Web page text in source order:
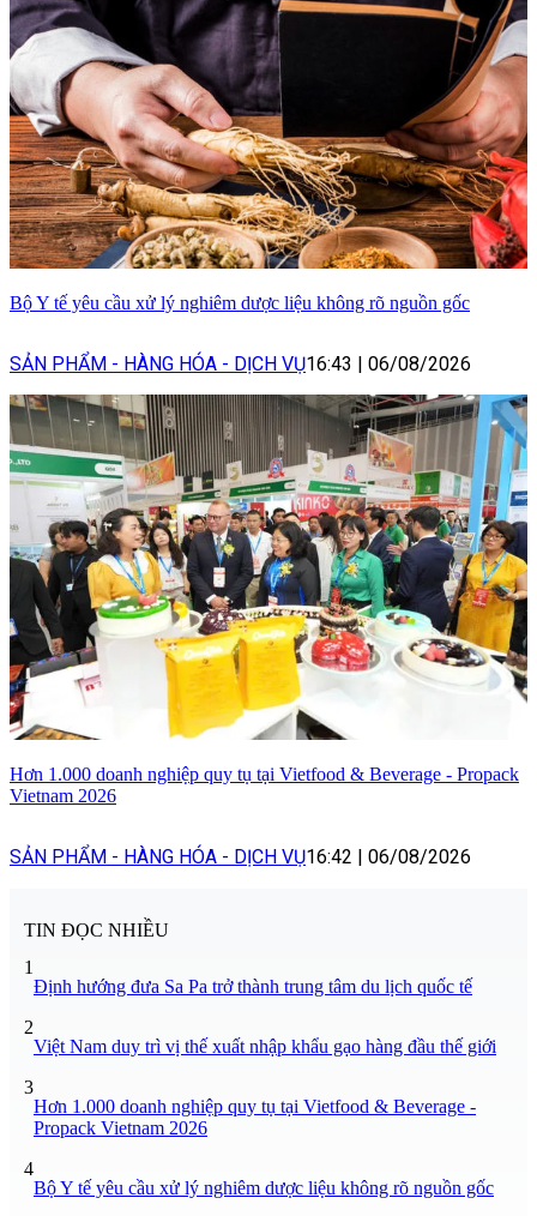
Bộ Y tế yêu cầu xử lý nghiêm dược liệu không rõ nguồn gốc
SẢN PHẨM - HÀNG HÓA - DỊCH VỤ16:43 06/08/2026
Hơn 1.000 doanh nghiệp quy tụ tại Vietfood & Beverage - Propack
Vietnam 2026
SẢN PHẨM - HÀNG HÓA - DỊCH VỤ16:42 06/08/2026
TIN ĐỌC NHIỀU
1
Định hướng đưa Sa Pa trở thành trung tâm du lịch quốc tế
2
Việt Nam duy trì vị thế xuất nhập khẩu gạo hàng đầu thế giới
3
Hơn 1.000 doanh nghiệp quy tụ tại Vietfood & Beverage -
Propack Vietnam 2026
4
Bộ Y tế yêu cầu xử lý nghiêm dược liệu không rõ nguồn gốc